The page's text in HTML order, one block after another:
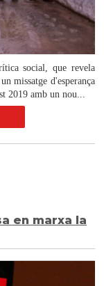
social, que revela
missatge d'esperança
2019 amb un nou...
en marxa la